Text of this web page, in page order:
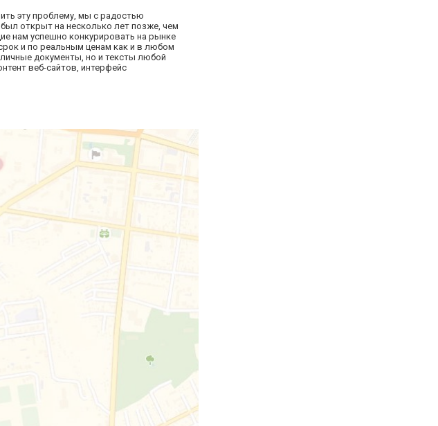
эту проблему, мы с радостью
открыт на несколько лет позже, чем
нам успешно конкурировать на рынке
и по реальным ценам как и в любом
документы, но и тексты любой
веб-сайтов, интерфейс